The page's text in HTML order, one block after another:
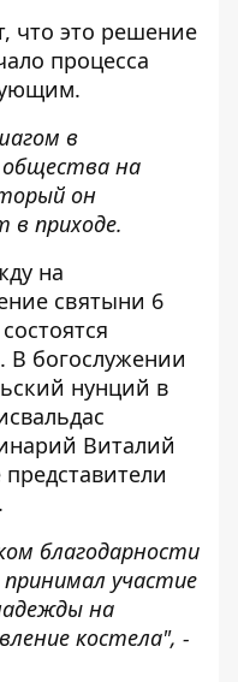
что это решение
процесса
в
общества на
он
приходе.
на
святыни 6
В богослужении
нунций в
Виталий
благодарности
участие
на
костела", -